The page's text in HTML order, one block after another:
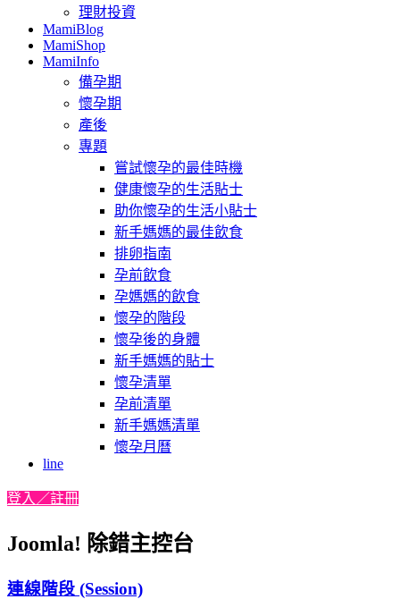
理財投資
MamiBlog
MamiShop
MamiInfo
備孕期
懷孕期
產後
專題
嘗試懷孕的最佳時機
健康懷孕的生活貼士
助你懷孕的生活小貼士
新手媽媽的最佳飲食
排卵指南
孕前飲食
孕媽媽的飲食
懷孕的階段
懷孕後的身體
新手媽媽的貼士
懷孕清單
孕前清單
新手媽媽清單
懷孕月曆
line
登入／註冊
Joomla! 除錯主控台
連線階段 (Session)